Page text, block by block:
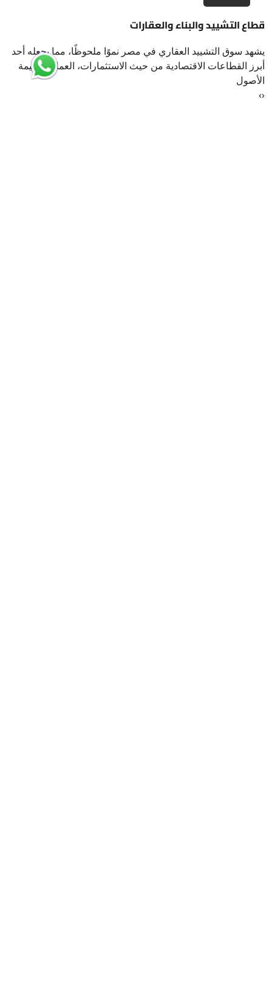
قطاع التشييد والبناء والعقارات
يشهد سوق التشييد العقاري في مصر نموًا ملحوظًا، مما يجعله أحد
أبرز القطاعات الاقتصادية من حيث الاستثمارات، العمالة، وقيمة
الأصول
‹
›